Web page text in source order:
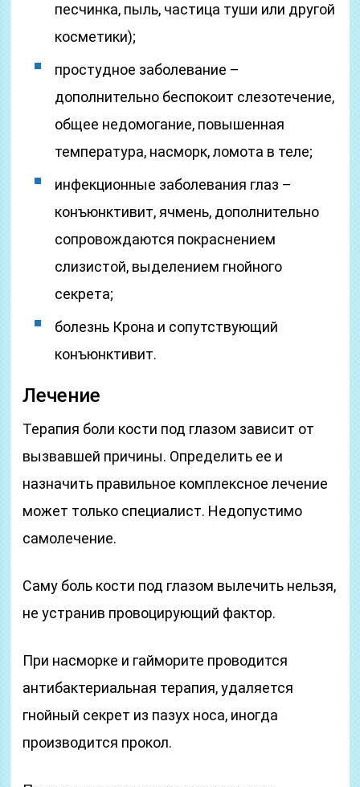
песчинка, пыль, частица туши или другой
косметики);
простудное заболевание –
дополнительно беспокоит слезотечение,
общее недомогание, повышенная
температура, насморк, ломота в теле;
инфекционные заболевания глаз –
конъюнктивит, ячмень, дополнительно
сопровождаются покраснением
слизистой, выделением гнойного
секрета;
болезнь Крона и сопутствующий
конъюнктивит.
Лечение
Терапия боли кости под глазом зависит от
вызвавшей причины. Определить ее и
назначить правильное комплексное лечение
может только специалист. Недопустимо
самолечение.
Саму боль кости под глазом вылечить нельзя,
не устранив провоцирующий фактор.
При насморке и гайморите проводится
антибактериальная терапия, удаляется
гнойный секрет из пазух носа, иногда
производится прокол.